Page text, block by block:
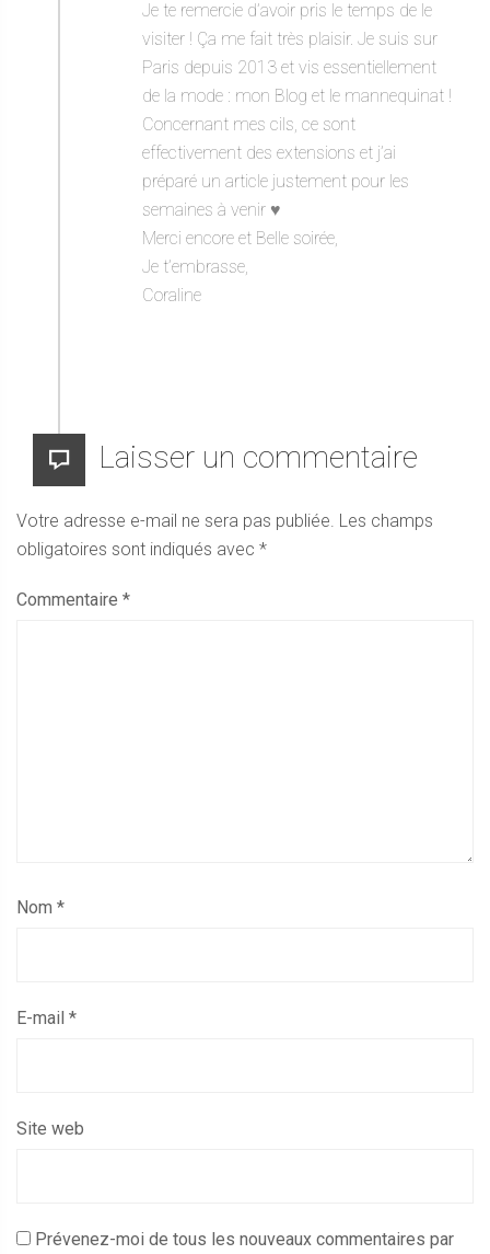
Je te remercie d’avoir pris le temps de le
visiter ! Ça me fait très plaisir. Je suis sur
Paris depuis 2013 et vis essentiellement
de la mode : mon Blog et le mannequinat !
Concernant mes cils, ce sont
effectivement des extensions et j’ai
préparé un article justement pour les
semaines à venir ♥️
Merci encore et Belle soirée,
Je t’embrasse,
Coraline
Laisser un commentaire
Votre adresse e-mail ne sera pas publiée. Les champs
obligatoires sont indiqués avec *
Commentaire *
Nom *
E-mail *
Site web
Prévenez-moi de tous les nouveaux commentaires par